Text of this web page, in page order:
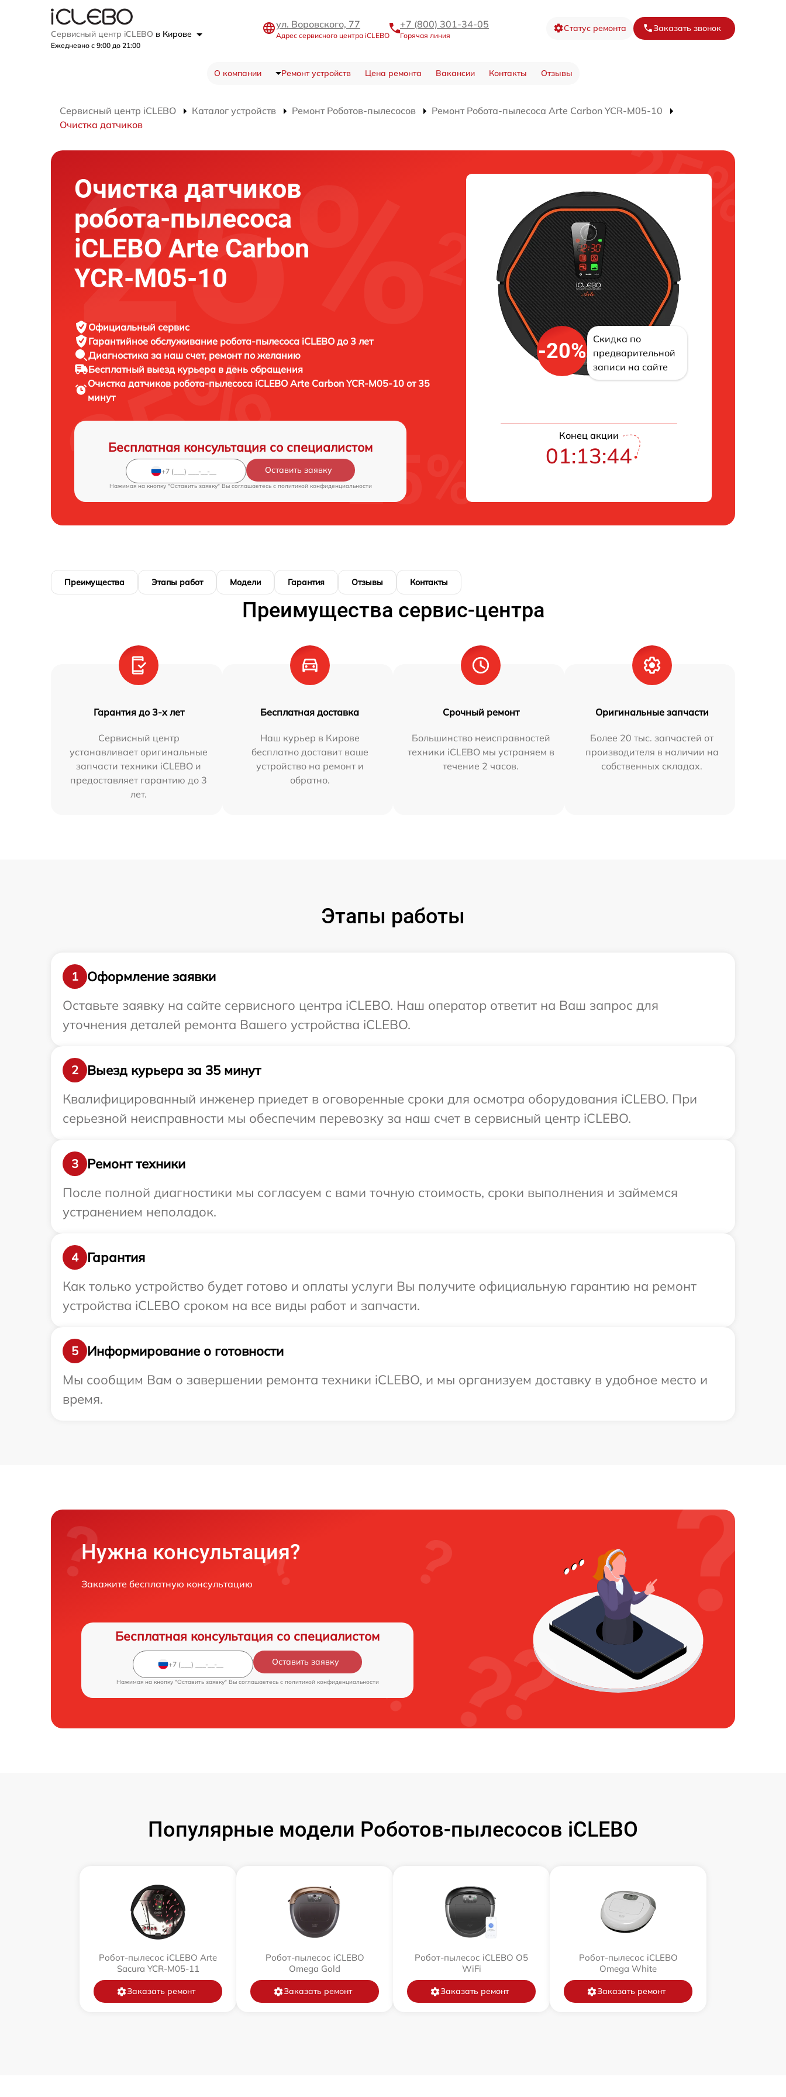
Сервисный центр iCLEBO в Кирове
Ежедневно с 9:00 до 21:00
ул. Воровского, 77
Адрес сервисного центра iCLEBO
+7 (800) 301-34-05
Горячая линия
Статус ремонта Заказать звонок
О компании Ремонт устройств Цена ремонта Вакансии Контакты Отзывы
Сервисный центр iCLEBO Каталог устройств Ремонт Роботов-пылесосов
Ремонт Робота-пылесоса Arte Carbon YCR-M05-10
Очистка датчиков
Очистка датчиков
робота-пылесоса
iCLEBO Arte Carbon
YCR-M05-10
Официальный сервис
Гарантийное обслуживание робота-пылесоса iCLEBO до 3 лет
Диагностика за наш счет, ремонт по желанию
Бесплатный выезд курьера в день обращения
Очистка датчиков робота-пылесоса iCLEBO Arte Carbon YCR-M05-10 от 35
минут
Бесплатная консультация со специалистом
Оставить заявку
Нажимая на кнопку "Оставить заявку" Вы соглашаетесь c политикой конфиденциальности
-20%
Скидка по
предварительной
записи на сайте
Конец акции
01:13:43
Преимущества Этапы работ Модели Гарантия Отзывы Контакты
Преимущества сервис-центра
Гарантия до 3-х лет
Сервисный центр
устанавливает оригинальные
запчасти техники iCLEBO и
предоставляет гарантию до 3
лет.
Бесплатная доставка
Наш курьер в Кирове
бесплатно доставит ваше
устройство на ремонт и
обратно.
Срочный ремонт
Большинство неисправностей
техники iCLEBO мы устраняем в
течение 2 часов.
Оригинальные запчасти
Более 20 тыс. запчастей от
производителя в наличии на
собственных складах.
Этапы работы
1
Оформление заявки
Оставьте заявку на сайте сервисного центра iCLEBO. Наш оператор ответит на Ваш запрос для
уточнения деталей ремонта Вашего устройства iCLEBO.
2
Выезд курьера за 35 минут
Квалифицированный инженер приедет в оговоренные сроки для осмотра оборудования iCLEBO. При
серьезной неисправности мы обеспечим перевозку за наш счет в сервисный центр iCLEBO.
3
Ремонт техники
После полной диагностики мы согласуем с вами точную стоимость, сроки выполнения и займемся
устранением неполадок.
4
Гарантия
Как только устройство будет готово и оплаты услуги Вы получите официальную гарантию на ремонт
устройства iCLEBO сроком на все виды работ и запчасти.
5
Информирование о готовности
Мы сообщим Вам о завершении ремонта техники iCLEBO, и мы организуем доставку в удобное место и
время.
Нужна консультация?
Закажите бесплатную консультацию
Бесплатная консультация со специалистом
Оставить заявку
Нажимая на кнопку "Оставить заявку" Вы соглашаетесь c политикой конфиденциальности
Популярные модели Роботов-пылесосов iCLEBO
Робот-пылесос iCLEBO Arte
Sacura YCR-M05-11
Заказать ремонт
Робот-пылесос iCLEBO
Omega Gold
Заказать ремонт
Робот-пылесос iCLEBO O5
WiFi
Заказать ремонт
Робот-пылесос iCLEBO
Omega White
Заказать ремонт